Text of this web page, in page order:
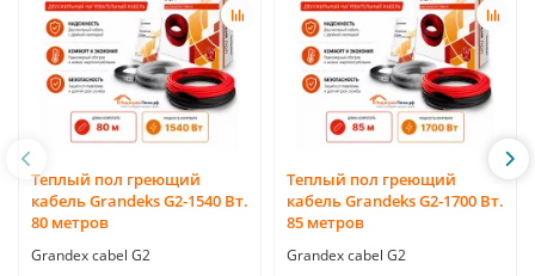
Теплый пол греющий
кабель Grandeks G2-1540 Вт.
80 метров
Grandex cabel G2
Теплый пол греющий
кабель Grandeks G2-1700 Вт.
85 метров
Grandex cabel G2